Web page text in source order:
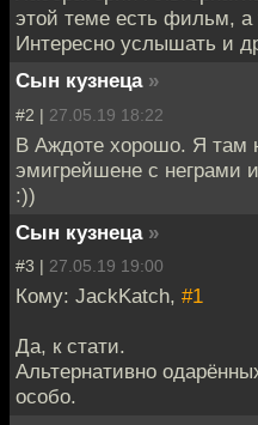
этой теме есть фильм, а
Интересно услышать и
Сын кузнеца »
#2 | 27.05.19 18:22
В Аждоте хорошо. Я там
эмигрейшене с неграми
:))
Сын кузнеца »
#3 | 27.05.19 19:00
Кому: JackKatch, #1
Да, к стати.
Альтернативно
особо.